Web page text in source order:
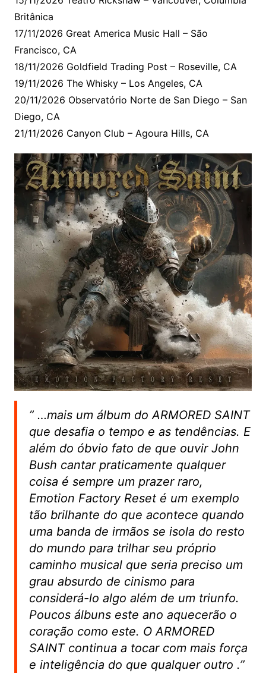
Britânica
17/11/2026 Great America Music Hall – São
Francisco, CA
18/11/2026 Goldfield Trading Post – Roseville, CA
19/11/2026 The Whisky – Los Angeles, CA
20/11/2026 Observatório Norte de San Diego – San
Diego, CA
21/11/2026 Canyon Club – Agoura Hills, CA
” …mais um álbum do ARMORED SAINT
que desafia o tempo e as tendências. E
além do óbvio fato de que ouvir John
Bush cantar praticamente qualquer
coisa é sempre um prazer raro,
Emotion Factory Reset é um exemplo
tão brilhante do que acontece quando
uma banda de irmãos se isola do resto
do mundo para trilhar seu próprio
caminho musical que seria preciso um
grau absurdo de cinismo para
considerá-lo algo além de um triunfo.
Poucos álbuns este ano aquecerão o
coração como este. O ARMORED
SAINT continua a tocar com mais força
e inteligência do que qualquer outro .”